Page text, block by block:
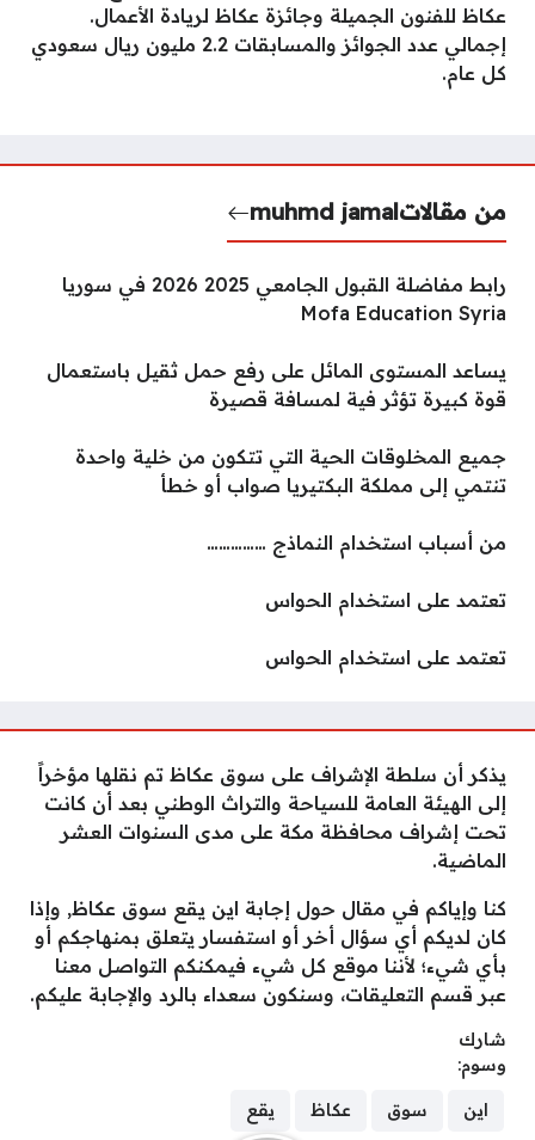
عكاظ للفنون الجميلة وجائزة عكاظ لريادة الأعمال.
إجمالي عدد الجوائز والمسابقات 2.2 مليون ريال سعودي
كل عام.
من مقالاتmuhmd jamal
رابط مفاضلة القبول الجامعي 2025 2026 في سوريا
Mofa Education Syria
يساعد المستوى المائل على رفع حمل ثقيل باستعمال
قوة كبيرة تؤثر فية لمسافة قصيرة
جميع المخلوقات الحية التي تتكون من خلية واحدة
تنتمي إلى مملكة البكتيريا صواب أو خطأ
من أسباب استخدام النماذج ……………
تعتمد على استخدام الحواس
تعتمد على استخدام الحواس
يذكر أن سلطة الإشراف على سوق عكاظ تم نقلها مؤخراً
إلى الهيئة العامة للسياحة والتراث الوطني بعد أن كانت
تحت إشراف محافظة مكة على مدى السنوات العشر
الماضية.
كنا وإياكم في مقال حول إجابة اين يقع سوق عكاظ, وإذا
كان لديكم أي سؤال أخر أو استفسار يتعلق بمنهاجكم أو
بأي شيء؛ لأننا موقع كل شيء فيمكنكم التواصل معنا
عبر قسم التعليقات، وسنكون سعداء بالرد والإجابة عليكم.
شارك
وسوم:
اين سوق عكاظ يقع